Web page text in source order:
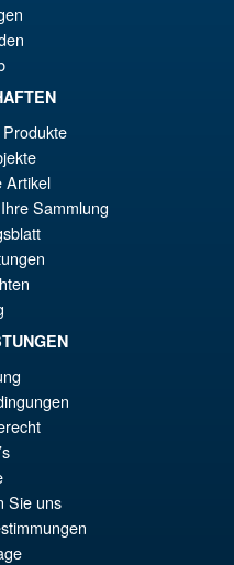
) Reissue
One Piece Nico
(Enies Lobby) Action
Artikel
Sammlung
Sie uns